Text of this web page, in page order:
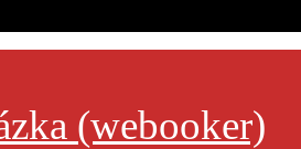
(webooker)